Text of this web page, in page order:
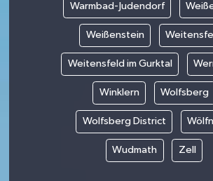
Warmbad-Judendorf
Weißenstein
Weitensfeld im Gurktal
Winklern Wolfsberg
Wolfsberg District
Wudmath Zell